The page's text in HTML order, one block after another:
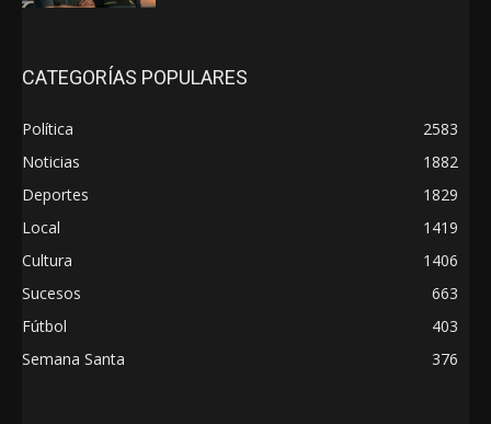
CATEGORÍAS POPULARES
Política
2583
Noticias
1882
Deportes
1829
Local
1419
Cultura
1406
Sucesos
663
Fútbol
403
Semana Santa
376